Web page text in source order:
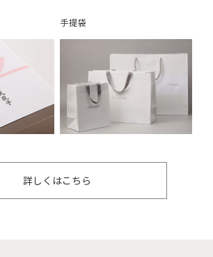
手提袋
詳しくはこちら